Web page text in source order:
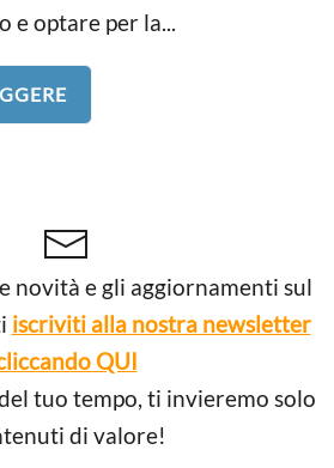
e optare per la...
novità e gli aggiornamenti sul
iscriviti alla nostra newsletter
QUI
tuo tempo, ti invieremo solo
di valore!